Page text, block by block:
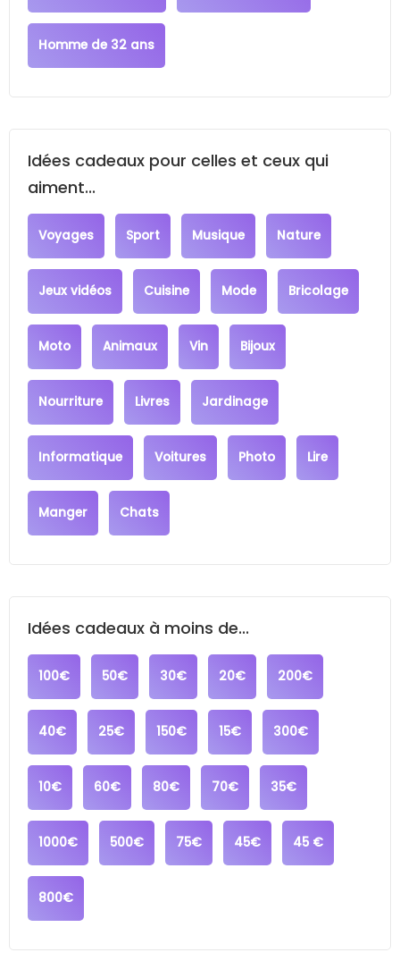
Homme de 32 ans
Idées cadeaux pour celles et ceux qui
aiment...
Voyages Sport Musique Nature
Jeux vidéos Cuisine Mode Bricolage
Moto Animaux Vin Bijoux
Nourriture Livres Jardinage
Informatique Voitures Photo Lire
Manger Chats
Idées cadeaux à moins de...
100€ 50€ 30€ 20€ 200€
40€ 25€ 150€ 15€ 300€
10€ 60€ 80€ 70€ 35€
1000€ 500€ 75€ 45€ 45 €
800€